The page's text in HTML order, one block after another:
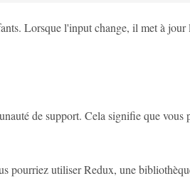
Lorsque l'input change, il met à jour
de support. Cela signifie que vous
pourriez utiliser Redux, une